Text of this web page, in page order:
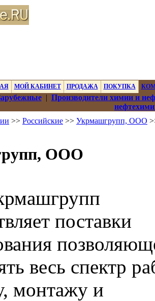
МОЙ КАБИНЕТ ПРОДАЖА ПОКУПКА
| Производители химии и
>> Российские >> Укрмашгрупп, ООО
ООО
поставки
весь спектр
монтажу и